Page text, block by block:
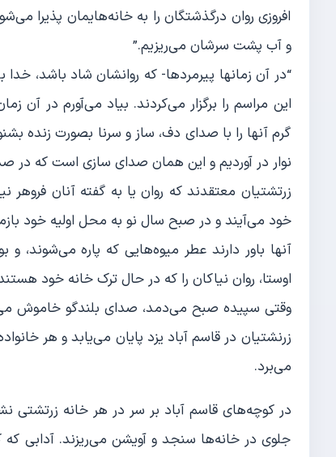
افروزی روان درگذشتگان را به خانه‌هایمان پذیرا
و آب پشت سرشان می‌ریزیم.”
“در آن زمانها پیرمردها- که روانشان شاد باشد،
این مراسم را برگزار می‌کردند. بیاد می‌آورم در
گرم آنها را با صدای دف، ساز و سرنا بصورت زنده
نوار در آوردیم و این همان صدای سازی است که
زرتشتیان معتقدند که روان یا به گفته آنان فروهر
خود می‌آیند و در صبح سال نو به محل اولیه خود
آنها باور دارند عطر میوه‌هایی که پاره
اوستا، روان نیاکان را که در حال ترک خانه خود
وقتی سپیده صبح می‌دمد، صدای بلندگو خاموش
زرنشتیان در قاسم آباد یزد پایان می‌یابد و هر
می‌برد.
در کوچه‌های قاسم آباد بر سر در هر خانه زرتشتی
جلوی در خانه‌ها سنجد و آویشن می‌ریزند. آدابی که